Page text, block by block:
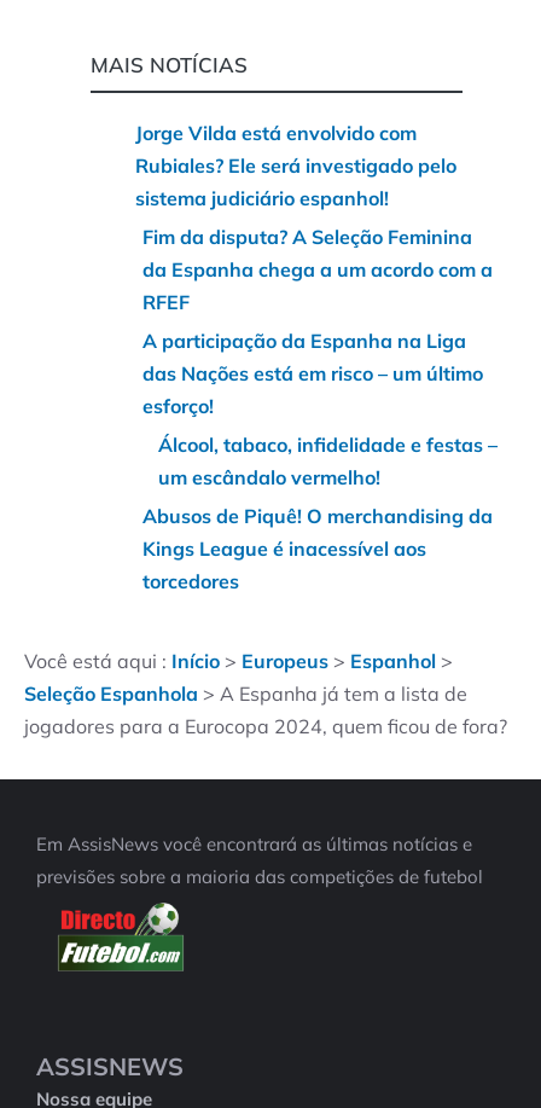
MAIS NOTÍCIAS
Jorge Vilda está envolvido com
Rubiales? Ele será investigado pelo
sistema judiciário espanhol!
Fim da disputa? A Seleção Feminina
da Espanha chega a um acordo com a
RFEF
A participação da Espanha na Liga
das Nações está em risco – um último
esforço!
Álcool, tabaco, infidelidade e festas –
um escândalo vermelho!
Abusos de Piquê! O merchandising da
Kings League é inacessível aos
torcedores
Você está aqui : Início > Europeus > Espanhol >
Seleção Espanhola > A Espanha já tem a lista de
jogadores para a Eurocopa 2024, quem ficou de fora?
Em AssisNews você encontrará as últimas notícias e
previsões sobre a maioria das competições de futebol
ASSISNEWS
Nossa equipe